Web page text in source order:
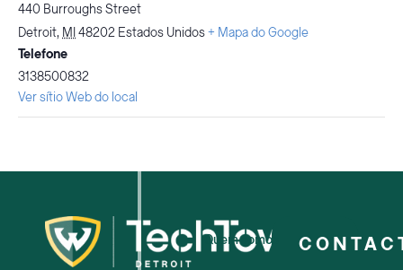
440 Burroughs Street
Detroit, MI 48202 Estados Unidos+ Mapa do Google
Telefone
3138500832
Ver sítio Web do local
Quem somos